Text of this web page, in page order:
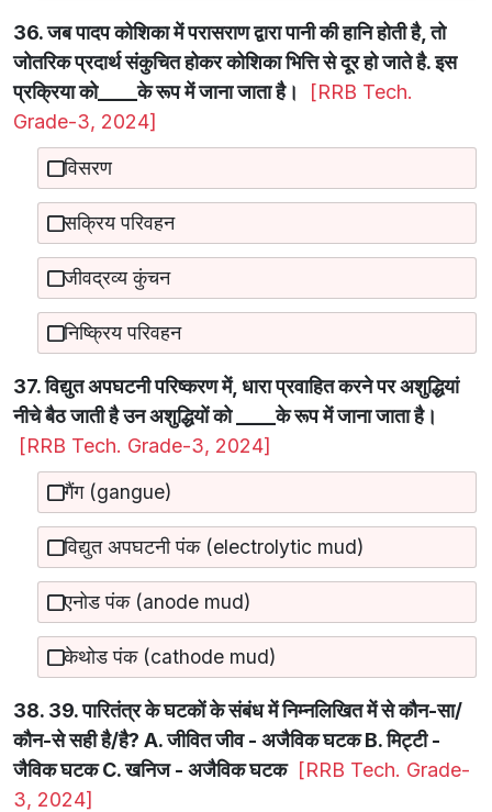
36. जब पादप कोशिका में परासराण द्वारा पानी की हानि होती है, तो
जोतरिक प्रदार्थ संकुचित होकर कोशिका भित्ति से दूर हो जाते है. इस
प्रक्रिया को____के रूप में जाना जाता है।
[RRB Tech.
Grade-3, 2024]
विसरण
सक्रिय परिवहन
जीवद्रव्य कुंचन
निष्क्रिय परिवहन
37. विद्युत अपघटनी परिष्करण में, धारा प्रवाहित करने पर अशुद्धियां
नीचे बैठ जाती है उन अशुद्धियों को ____के रूप में जाना जाता है।
[RRB Tech. Grade-3, 2024]
गैंग (gangue)
विद्युत अपघटनी पंक (electrolytic mud)
एनोड पंक (anode mud)
केथोड पंक (cathode mud)
38. 39. पारितंत्र के घटकों के संबंध में निम्नलिखित में से कौन-सा/
कौन-से सही है/है? A. जीवित जीव - अजैविक घटक B. मिट्टी -
जैविक घटक C. खनिज - अजैविक घटक
[RRB Tech. Grade-
3, 2024]